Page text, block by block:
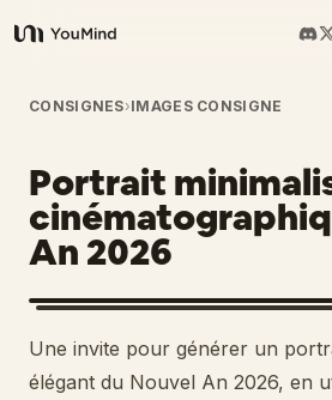
YouMind
Aperçu
Cas d'usage
Compétences
Invites
CONSIGNES›IMAGES CONSIGNE
Portrait
An 2026
Une invite pour générer un
élégant du Nouvel An 2026, en